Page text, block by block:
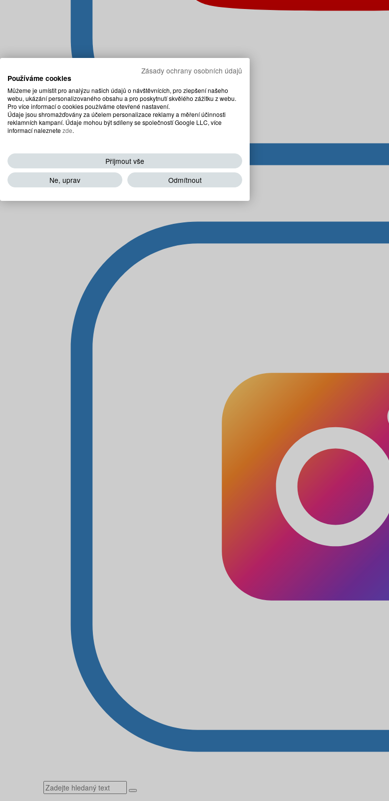
Zásady ochrany osobních údajů
Používáme cookies
Můžeme je umístit pro analýzu našich údajů o návštěvnících, pro zlepšení našeho
webu, ukázání personalizovaného obsahu a pro poskytnutí skvělého zážitku z webu.
Pro více informací o cookies používáme otevřené nastavení.
Údaje jsou shromažďovány za účelem personalizace reklamy a měření účinnosti
reklamních kampaní. Údaje mohou být sdíleny se společností Google LLC, více
informací naleznetezde.
Přijmout vše
Ne, uprav
Odmítnout